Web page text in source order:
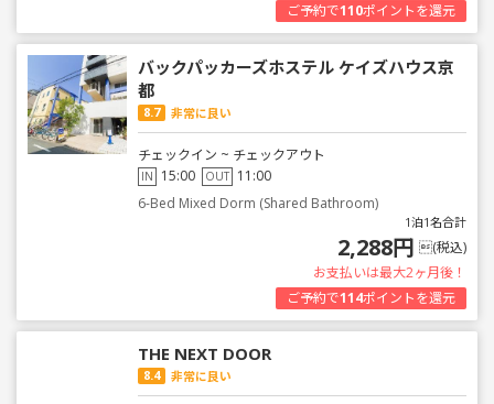
ご予約で110ポイントを還元
バックパッカーズホステル ケイズハウス京
都
8.7 非常に良い
チェックイン ~ チェックアウト
IN 15:00 OUT 11:00
6-Bed Mixed Dorm (Shared Bathroom)
1泊1名合計
2,288円 (税込)
お支払いは最大2ヶ月後！
ご予約で114ポイントを還元
THE NEXT DOOR
8.4 非常に良い